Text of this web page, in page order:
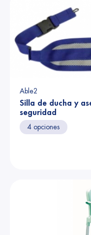
Able2
Silla de ducha y
seguridad
4 opciones